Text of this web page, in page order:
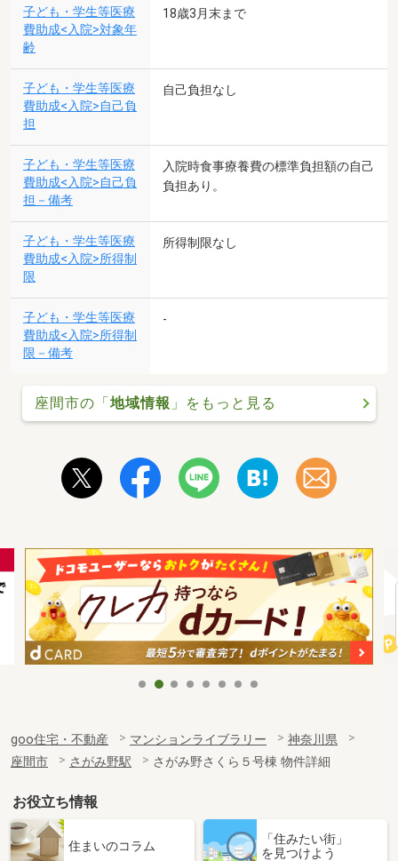
子ども・学生等医療
費助成<入院>対象年
齢
18歳3月末まで
子ども・学生等医療
費助成<入院>自己負
担
自己負担なし
子ども・学生等医療
費助成<入院>自己負
担－備考
入院時食事療養費の標準負担額の自己
負担あり。
子ども・学生等医療
費助成<入院>所得制
限
所得制限なし
子ども・学生等医療
費助成<入院>所得制
限－備考
-
座間市の「 地域情報 」をもっと見る
goo住宅・不動産 マンションライブラリー
神奈川県
座間市
さがみ野駅 さがみ野さくら５号棟 物件詳細
お役立ち情報
住まいのコラム
「住みたい街」
を見つけよう